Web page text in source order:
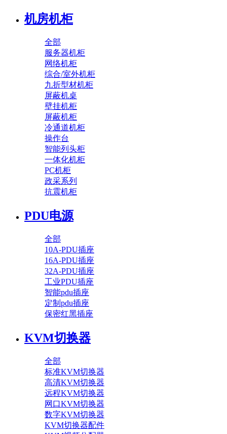
机房机柜
全部
服务器机柜
网络机柜
综合/室外机柜
九折型材机柜
屏蔽机桌
壁挂机柜
屏蔽机柜
冷通道机柜
操作台
智能列头柜
一体化机柜
PC机柜
政采系列
抗震机柜
PDU电源
全部
10A-PDU插座
16A-PDU插座
32A-PDU插座
工业PDU插座
智能pdu插座
定制pdu插座
保密红黑插座
KVM切换器
全部
标准KVM切换器
高清KVM切换器
远程KVM切换器
网口KVM切换器
数字KVM切换器
KVM切换器配件